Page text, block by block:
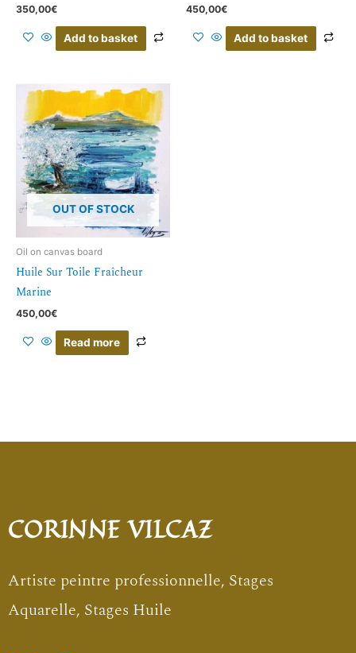
350,00€
Add to basket
450,00€
Add to basket
OUT OF STOCK
Oil on canvas board
Huile Sur Toile Fraîcheur
Marine
450,00€
Read more
CORINNE VILCAZ
Artiste peintre professionnelle, Stages
Aquarelle, Stages Huile